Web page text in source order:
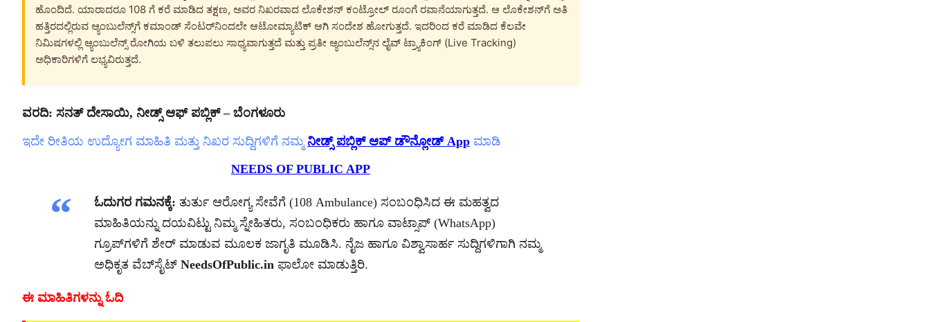
ಹೊಂದಿದೆ. ಯಾರಾದರೂ 108 ಗೆ ಕರೆ ಮಾಡಿದ ತಕ್ಷಣ, ಅವರ ನಿಖರವಾದ ಲೊಕೇಶನ್ ಕಂಟ್ರೋಲ್ ರೂಂಗೆ ರವಾನೆಯಾಗುತ್ತದೆ. ಆ ಲೊಕೇಶನ್‌ಗೆ ಅತಿ
ಹತ್ತಿರದಲ್ಲಿರುವ ಆ್ಯಂಬುಲೆನ್ಸ್‌ಗೆ ಕಮಾಂಡ್ ಸೆಂಟರ್‌ನಿಂದಲೇ ಆಟೋಮ್ಯಾಟಿಕ್ ಆಗಿ ಸಂದೇಶ ಹೋಗುತ್ತದೆ. ಇದರಿಂದ ಕರೆ ಮಾಡಿದ ಕೆಲವೇ
ನಿಮಿಷಗಳಲ್ಲಿ ಆ್ಯಂಬುಲೆನ್ಸ್ ರೋಗಿಯ ಬಳಿ ತಲುಪಲು ಸಾಧ್ಯವಾಗುತ್ತದೆ ಮತ್ತು ಪ್ರತೀ ಆ್ಯಂಬುಲೆನ್ಸ್‌ನ ಲೈವ್ ಟ್ರ್ಯಾಕಿಂಗ್ (Live Tracking)
ಅಧಿಕಾರಿಗಳಿಗೆ ಲಭ್ಯವಿರುತ್ತದೆ.
ವರದಿ: ಸನತ್ ದೇಸಾಯಿ, ನೀಡ್ಸ್ ಆಫ್ ಪಬ್ಲಿಕ್– ಬೆಂಗಳೂರು
ಇದೇ ರೀತಿಯ ಉದ್ಯೋಗ ಮಾಹಿತಿ ಮತ್ತು ನಿಖರ ಸುದ್ದಿಗಳಿಗೆ ನಮ್ಮ ನೀಡ್ಸ್ ಪಬ್ಲಿಕ್ ಆಪ್ ಡೌನ್ಲೋಡ್ App ಮಾಡಿ
NEEDS OF PUBLIC APP
ಓದುಗರ ಗಮನಕ್ಕೆ: ತುರ್ತು ಆರೋಗ್ಯ ಸೇವೆಗೆ (108 Ambulance) ಸಂಬಂಧಿಸಿದ ಈ ಮಹತ್ವದ
ಮಾಹಿತಿಯನ್ನು ದಯವಿಟ್ಟು ನಿಮ್ಮ ಸ್ನೇಹಿತರು, ಸಂಬಂಧಿಕರು ಹಾಗೂ ವಾಟ್ಸಾಪ್ (WhatsApp)
ಗ್ರೂಪ್‌ಗಳಿಗೆ ಶೇರ್ ಮಾಡುವ ಮೂಲಕ ಜಾಗೃತಿ ಮೂಡಿಸಿ. ನೈಜ ಹಾಗೂ ವಿಶ್ವಾಸಾರ್ಹ ಸುದ್ದಿಗಳಿಗಾಗಿ ನಮ್ಮ
ಅಧಿಕೃತ ವೆಬ್‌ಸೈಟ್ NeedsOfPublic.in ಫಾಲೋ ಮಾಡುತ್ತಿರಿ.
ಈ ಮಾಹಿತಿಗಳನ್ನು ಓದಿ